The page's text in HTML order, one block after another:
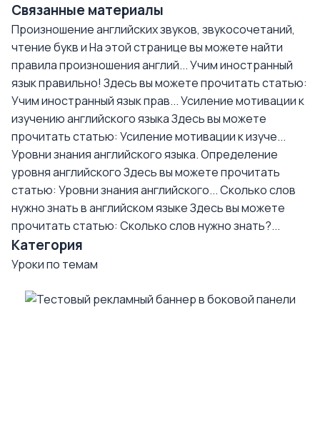
Связанные материалы
Произношение английских звуков, звукосочетаний,
чтение букв иНа этой странице вы можете найти
правила произношения англий...Учим иностранный
язык правильно! Здесь вы можете прочитать статью:
Учим иностранный язык прав...Усиление мотивации к
изучению английского языкаЗдесь вы можете
прочитать статью: Усиление мотивации к изуче...
Уровни знания английского языка. Определение
уровня английскогоЗдесь вы можете прочитать
статью: Уровни знания английского...Сколько слов
нужно знать в английском языкеЗдесь вы можете
прочитать статью: Сколько слов нужно знать?...
Категория
Уроки по темам